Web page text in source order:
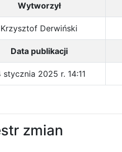
Wytworzył
Krzysztof Derwiński
Data publikacji
stycznia 2025 r. 14:11
zmian